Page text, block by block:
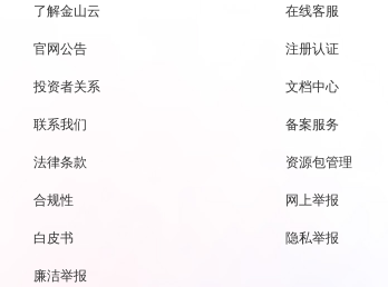
了解金山云
官网公告
投资者关系
联系我们
法律条款
合规性
白皮书
廉洁举报
在线客服
注册认证
文档中心
备案服务
资源包管理
网上举报
隐私举报